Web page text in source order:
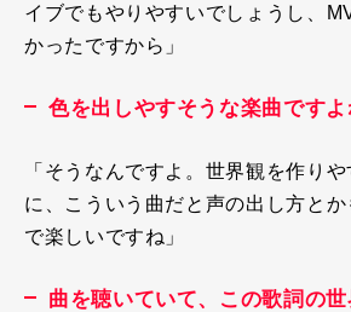
イブでもやりやすいでしょうし、
かったですから」
色を出しやすそうな楽曲ですよ
「そうなんですよ。世界観を作り
に、こういう曲だと声の出し方と
で楽しいですね」
曲を聴いていて、この歌詞の